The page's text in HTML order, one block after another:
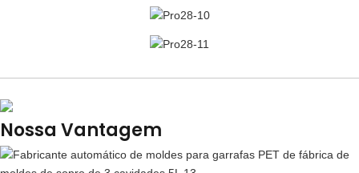
Nossa Vantagem